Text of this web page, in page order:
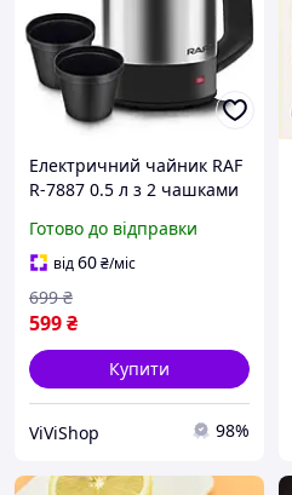
Електричний чайник RAF
R-7887 0.5 л з 2 чашками
швидкого приготування
чаю в дорозі чи вдома
Готово до відправки
від60₴/міс
599₴
699 ₴
Купити
ViViShop 98%